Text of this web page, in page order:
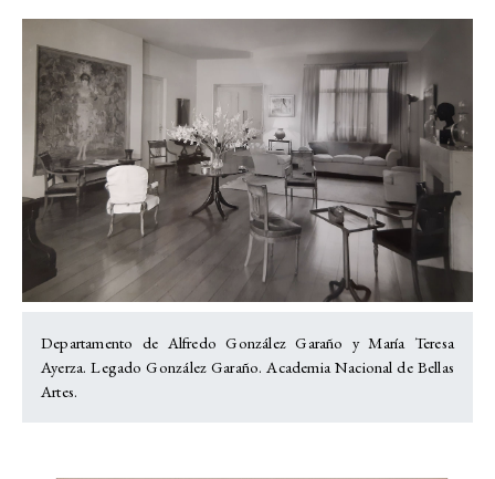
Departamento de Alfredo González Garaño y María Teresa
Ayerza. Legado González Garaño. Academia Nacional de Bellas
Artes.